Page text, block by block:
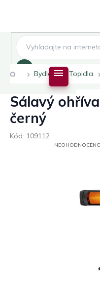
DomůBydlení Topidla
Sálavý
černý
Kód: 109112
PRŮMĚRNÉNEOHODNOCENO